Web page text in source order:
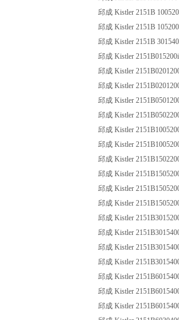
邱成 Kistler 2151B
邱成 Kistler 2151B
邱成 Kistler 2151B
邱成 Kistler
邱成 Kistler
邱成 Kistler
邱成 Kistler
邱成 Kistler
邱成 Kistler
邱成 Kistler
邱成 Kistler
邱成 Kistler
邱成 Kistler
邱成 Kistler
邱成 Kistler
邱成 Kistler
邱成 Kistler
邱成 Kistler
邱成 Kistler
邱成 Kistler
邱成 Kistler